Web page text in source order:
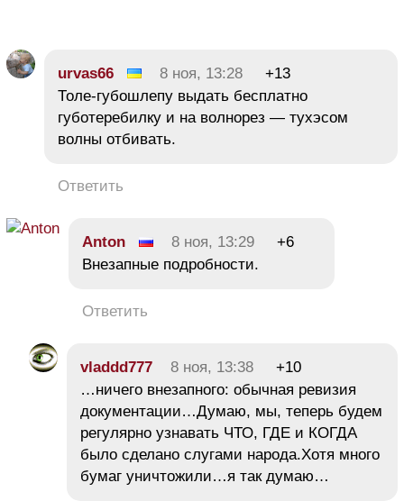
urvas66 8 ноя, 13:28
+13
Толе-губошлепу выдать бесплатно
губотеребилку и на волнорез — тухэсом
волны отбивать.
Ответить
Anton 8 ноя, 13:29
+6
Внезапные подробности.
Ответить
vladdd777 8 ноя, 13:38
+10
…ничего внезапного: обычная ревизия
документации…Думаю, мы, теперь будем
регулярно узнавать ЧТО, ГДЕ и КОГДА
было сделано слугами народа.Хотя много
бумаг уничтожили…я так думаю…